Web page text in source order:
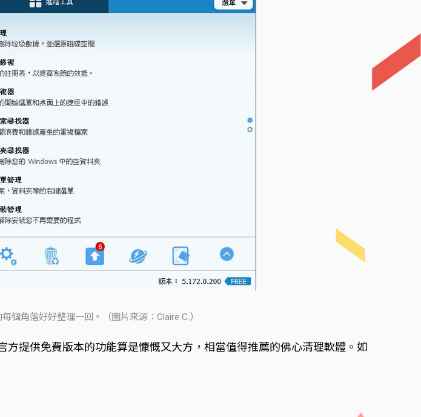
個角落好好整理一回。（圖片來源：Claire C.）
提供免費版本的功能算是慷慨又大方，相當值得推薦的佛心清理軟體。如